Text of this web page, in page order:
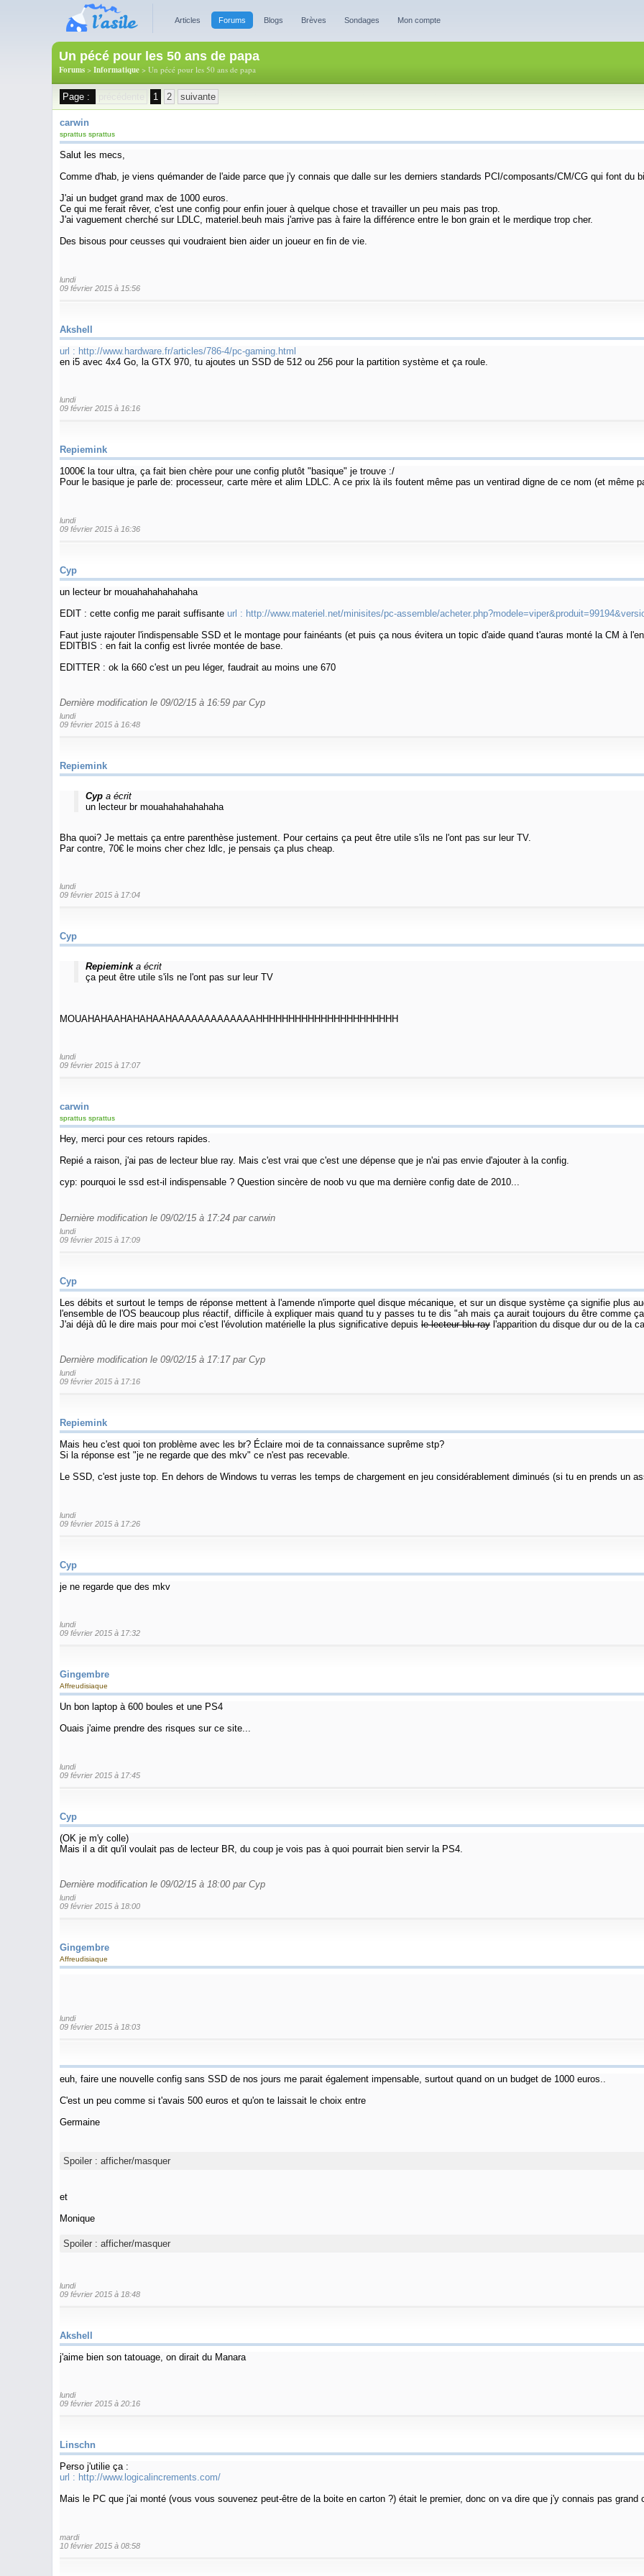
Articles Forums Blogs Brèves Sondages Mon compte
Un pécé pour les 50 ans de papa
Forums > Informatique > Un pécé pour les 50 ans de papa
Page : 1 2 suivante
carwin
sprattus sprattus
Salut les mecs,
Comme d'hab, je viens quémander de l'aide parce que j'y connais que dalle sur les derniers standards PCI/composants/CM/CG qui font du
J'ai un budget grand max de 1000 euros.
Ce qui me ferait rêver, c'est une config pour enfin jouer à quelque chose et travailler un peu mais pas trop.
J'ai vaguement cherché sur LDLC, materiel.beuh mais j'arrive pas à faire la différence entre le bon grain et le merdique trop cher.
Des bisous pour ceusses qui voudraient bien aider un joueur en fin de vie.
lundi
09 février 2015 à 15:56
Akshell
url : http://www.hardware.fr/articles/786-4/pc-gaming.html
en i5 avec 4x4 Go, la GTX 970, tu ajoutes un SSD de 512 ou 256 pour la partition système et ça roule.
lundi
09 février 2015 à 16:16
Repiemink
1000€ la tour ultra, ça fait bien chère pour une config plutôt "basique" je trouve :/
Pour le basique je parle de: processeur, carte mère et alim LDLC. A ce prix là ils foutent même pas un ventirad digne de ce nom (et même
lundi
09 février 2015 à 16:36
Cyp
un lecteur br mouahahahahahaha
EDIT : cette config me parait suffisante url : http://www.materiel.net/minisites/pc-assemble/
Faut juste rajouter l'indispensable SSD et le montage pour fainéants (et puis ça nous évitera un topic d'aide quand t'auras monté la CM à
EDITBIS : en fait la config est livrée montée de base.
EDITTER : ok la 660 c'est un peu léger, faudrait au moins une 670
Dernière modification le 09/02/15 à 16:59 par Cyp
lundi
09 février 2015 à 16:48
Repiemink
Cypa écrit
un lecteur br mouahahahahahaha
Bha quoi? Je mettais ça entre parenthèse justement. Pour certains ça peut être utile s'ils ne l'ont pas sur leur TV.
Par contre, 70€ le moins cher chez ldlc, je pensais ça plus cheap.
lundi
09 février 2015 à 17:04
Cyp
Repieminka écrit
ça peut être utile s'ils ne l'ont pas sur leur TV
MOUAHAHAAHAHAHAAHAAAAAAAAAAAAAHHHHHHHHHHHHHHHHHHHHHH
lundi
09 février 2015 à 17:07
carwin
sprattus sprattus
Hey, merci pour ces retours rapides.
Repié a raison, j'ai pas de lecteur blue ray. Mais c'est vrai que c'est une dépense que je n'ai pas envie d'ajouter à la config.
cyp: pourquoi le ssd est-il indispensable ? Question sincère de noob vu que ma dernière config date de 2010...
Dernière modification le 09/02/15 à 17:24 par carwin
lundi
09 février 2015 à 17:09
Cyp
Les débits et surtout le temps de réponse mettent à l'amende n'importe quel disque mécanique, et sur un disque système ça signifie plus
l'ensemble de l'OS beaucoup plus réactif, difficile à expliquer mais quand tu y passes tu te dis "ah mais ça aurait toujours du être comme
J'ai déjà dû le dire mais pour moi c'est l'évolution matérielle la plus significative depuis le lecteur blu-ray l'apparition du disque dur ou de la
Dernière modification le 09/02/15 à 17:17 par Cyp
lundi
09 février 2015 à 17:16
Repiemink
Mais heu c'est quoi ton problème avec les br? Éclaire moi de ta connaissance suprême stp?
Si la réponse est "je ne regarde que des mkv" ce n'est pas recevable.
Le SSD, c'est juste top. En dehors de Windows tu verras les temps de chargement en jeu considérablement diminués (si tu en prends un
lundi
09 février 2015 à 17:26
Cyp
je ne regarde que des mkv
lundi
09 février 2015 à 17:32
Gingembre
Affreudisiaque
Un bon laptop à 600 boules et une PS4
Ouais j'aime prendre des risques sur ce site...
lundi
09 février 2015 à 17:45
Cyp
(OK je m'y colle)
Mais il a dit qu'il voulait pas de lecteur BR, du coup je vois pas à quoi pourrait bien servir la PS4.
Dernière modification le 09/02/15 à 18:00 par Cyp
lundi
09 février 2015 à 18:00
Gingembre
Affreudisiaque
lundi
09 février 2015 à 18:03
euh, faire une nouvelle config sans SSD de nos jours me parait également impensable, surtout quand on un budget de 1000 euros..
C'est un peu comme si t'avais 500 euros et qu'on te laissait le choix entre
Germaine
Spoiler : afficher/masquer
et
Monique
Spoiler : afficher/masquer
lundi
09 février 2015 à 18:48
Akshell
j'aime bien son tatouage, on dirait du Manara
lundi
09 février 2015 à 20:16
Linschn
Perso j'utilie ça :
url : http://www.logicalincrements.com/
Mais le PC que j'ai monté (vous vous souvenez peut-être de la boite en carton ?) était le premier, donc on va dire que j'y connais pas grand
mardi
10 février 2015 à 08:58